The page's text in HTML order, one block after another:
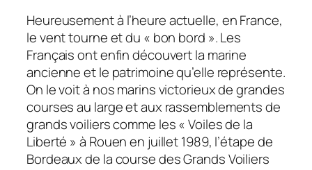
Heureusement à l’heure actuelle, en France,
le vent tourne et du « bon bord ». Les
Français ont enfin découvert la marine
ancienne et le patrimoine qu’elle représente.
On le voit à nos marins victorieux de grandes
courses au large et aux rassemblements de
grands voiliers comme les « Voiles de la
Liberté » à Rouen en juillet 1989, l’étape de
Bordeaux de la course des Grands Voiliers